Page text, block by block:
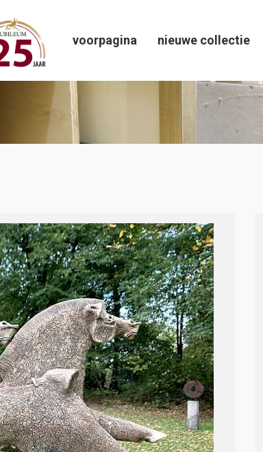
voorpagina nieuwe collectie